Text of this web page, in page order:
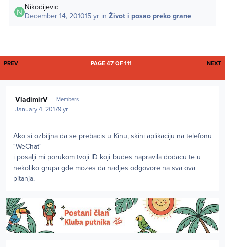
Nikodijevic
December 14, 201015 yr inŽivot i posao preko grane
FIRST PAGE
PREV NEXT
PAGE 47 OF 111
VladimirV Members
January 4, 20179 yr
Ako si ozbiljna da se prebacis u Kinu, skini aplikaciju na telefonu
"WeChat"
i posalji mi porukom tvoji ID koji budes napravila dodacu te u
nekoliko grupa gde mozes da nadjes odgovore na sva ova
pitanja.